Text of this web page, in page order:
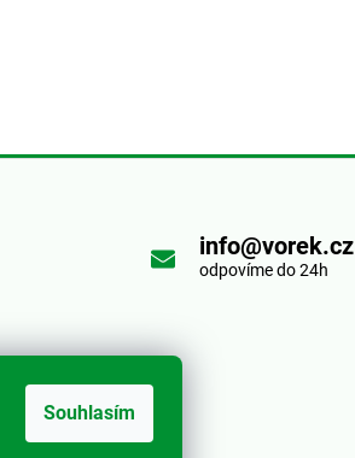
Souhlasím
info@vorek.cz
odpovíme do 24h